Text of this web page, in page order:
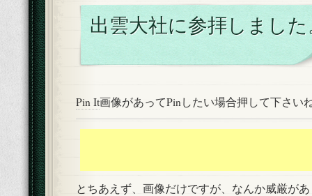
出雲大社に参拝しまし
Pin It画像があってPinしたい場合押して下さい
とちあえず、画像だけですが、なんか威厳が